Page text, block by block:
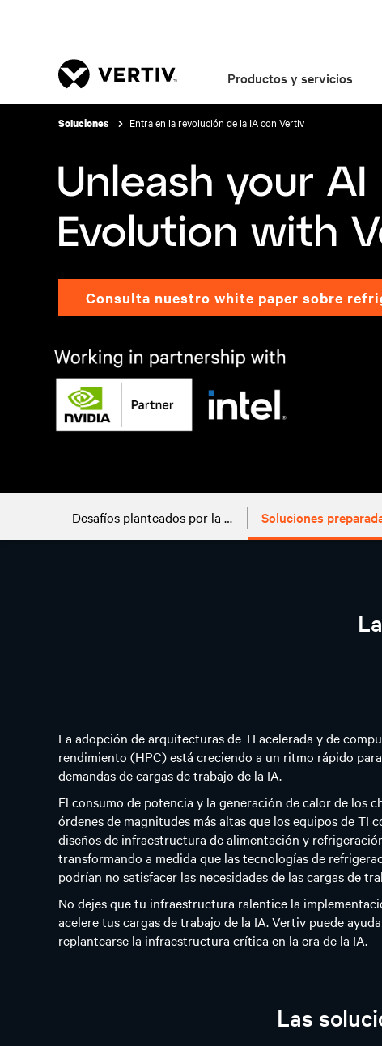
Productos y servicios
Soluciones Entra en la revolución de la IA con Vertiv
Consulta nuestro white paper sobre
Desafíos planteados por la IA
La adopción de arquitecturas de TI acelerada y de
rendimiento (HPC) está creciendo a un ritmo rápido
demandas de cargas de trabajo de la IA.
El consumo de potencia y la generación de calor de los
órdenes de magnitudes más altas que los equipos de TI
diseños de infraestructura de alimentación y
transformando a medida que las tecnologías de
podrían no satisfacer las necesidades de las cargas de
No dejes que tu infraestructura ralentice la
acelere tus cargas de trabajo de la IA. Vertiv puede
replantearse la infraestructura crítica en la era de la IA.
Las